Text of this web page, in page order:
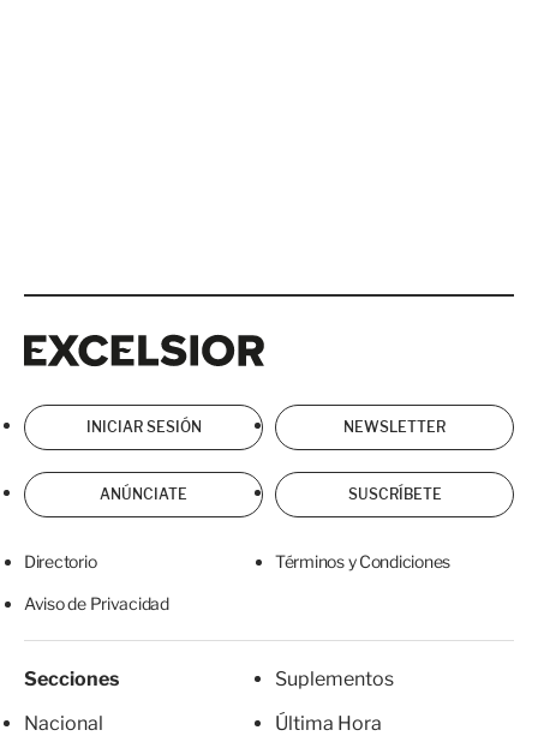
INICIAR SESIÓN NEWSLETTER
ANÚNCIATE SUSCRÍBETE
Directorio Términos y Condiciones
Aviso de Privacidad
Secciones
Nacional
Suplementos
Última Hora